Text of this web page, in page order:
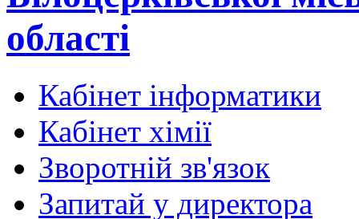
області
Кабінет інформатики
Кабінет хімії
Зворотній зв'язок
Запитай у директора